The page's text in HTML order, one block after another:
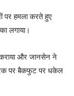
पर हमला करते हुए
लगाया।
और जानसेन ने
पर बैकफुट पर धकेल